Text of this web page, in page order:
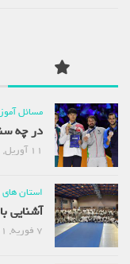
مسائل
در چه
استان های
آشنایی